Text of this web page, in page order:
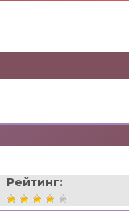
Рейтинг: